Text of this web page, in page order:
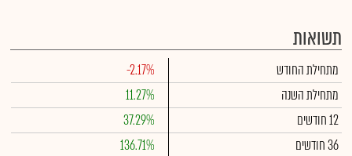
תשואות
מתחילת החודש
-2.17%
מתחילת השנה
11.27%
12 חודשים
37.29%
36 חודשים
136.71%